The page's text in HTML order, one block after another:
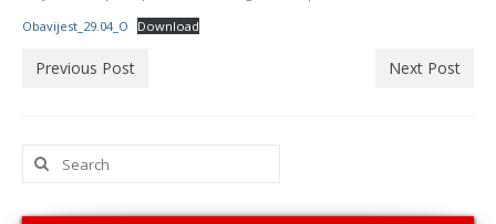
sektoru
Obavijest_29.04_O
Download
Previous Post Next Post
Search
for: